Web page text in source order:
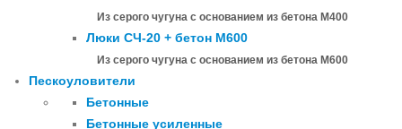
Из серого чугуна с основанием из бетона М400
Люки СЧ-20 + бетон М600
Из серого чугуна с основанием из бетона М600
Пескоуловители
Бетонные
Бетонные усиленные